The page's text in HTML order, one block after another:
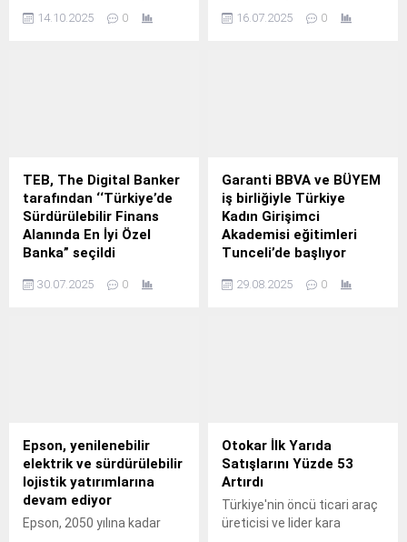
geliştirdiği kampanya ile
14.10.2025 0
entegre ederek, projelerin
16.07.2025 0
TEB, The Digital Banker
tarafından ‘‘Türkiye’de
Sürdürülebilir Finans
Alanında En İyi Özel
Banka” seçildi
alanındaki stratejik
30.07.2025 0
Garanti BBVA ve BÜYEM
iş birliğiyle Türkiye
Kadın Girişimci
Akademisi eğitimleri
Tunceli’de başlıyor
Üniversitesi Yaşamboyu
ediyor.
29.08.2025 0
Epson, yenilenebilir
elektrik ve sürdürülebilir
lojistik yatırımlarına
devam ediyor
Epson, 2050 yılına kadar
Otokar İlk Yarıda
Satışlarını Yüzde 53
Artırdı
Türkiye'nin öncü ticari araç
üreticisi ve lider kara